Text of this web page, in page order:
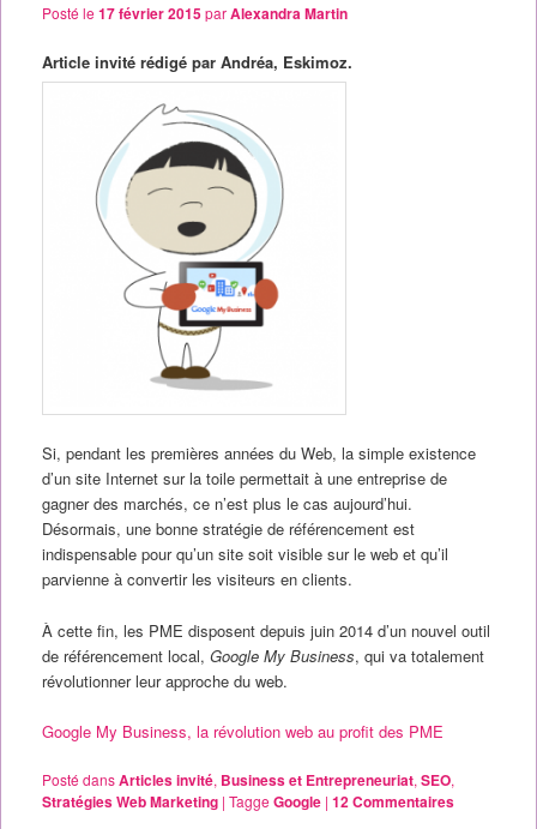
Posté le 17 février 2015parAlexandra Martin
Article invité rédigé par Andréa, Eskimoz.
Si, pendant les premières années du Web, la simple existence
d’un site Internet sur la toile permettait à une entreprise de
gagner des marchés, ce n’est plus le cas aujourd’hui.
Désormais, une bonne stratégie de référencement est
indispensable pour qu’un site soit visible sur le web et qu’il
parvienne à convertir les visiteurs en clients.
À cette fin, les PME disposent depuis juin 2014 d’un nouvel outil
de référencement local, Google My Business, qui va totalement
révolutionner leur approche du web.
Google My Business, la révolution web au profit des PME
Posté dansArticles invité, Business et Entrepreneuriat, SEO,
Stratégies Web Marketing | Tagge Google | 12Commentaires